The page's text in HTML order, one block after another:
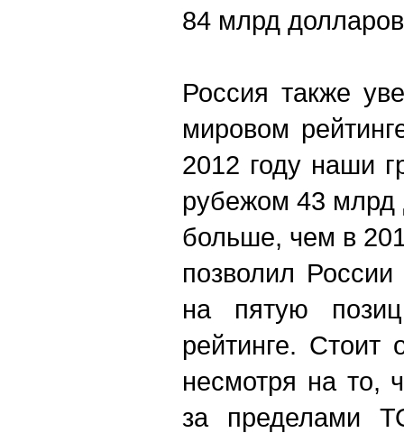
84 млрд
Россия также
мировом
2012 году наши
рубежом 43 млрд
больше, чем в
позволил
на пятую
рейтинге. Стоит
несмотря на то,
за пределами